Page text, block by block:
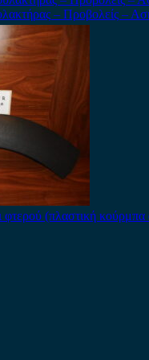
– Προβολείς –
(πλαστική